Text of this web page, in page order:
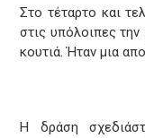
Στο τέταρτο και
στις υπόλοιπες
κουτιά. Ήταν μια
Η δράση